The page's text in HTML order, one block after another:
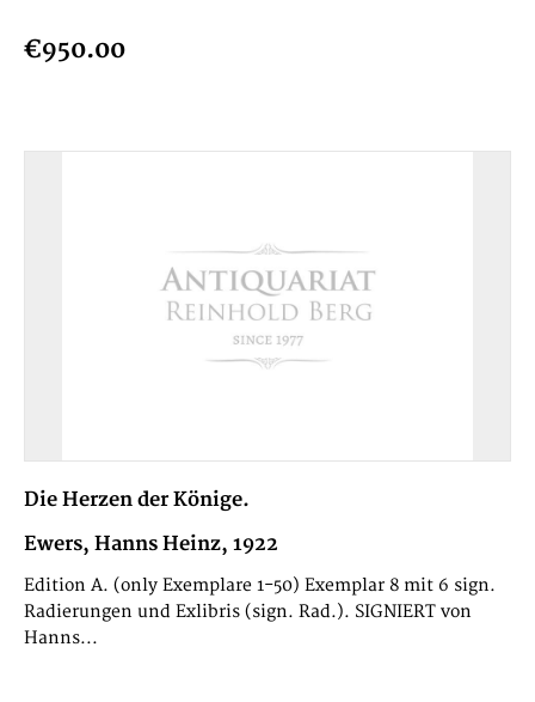
€950.00
Die Herzen der Könige.
Ewers, Hanns Heinz, 1922
Edition A. (only Exemplare 1-50) Exemplar 8 mit 6 sign.
Radierungen und Exlibris (sign. Rad.). SIGNIERT von
Hanns...